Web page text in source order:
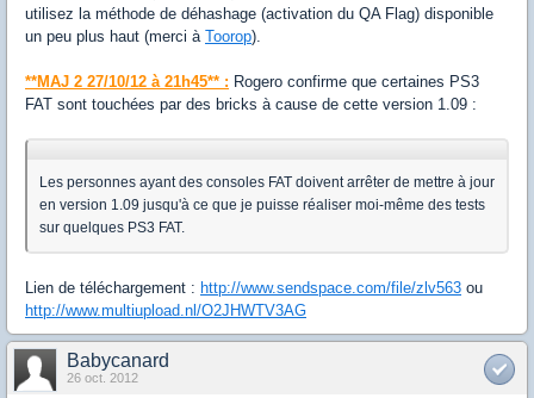
utilisez la méthode de déhashage (activation du QA Flag) disponible
un peu plus haut (merci à Toorop).
**MAJ 2 27/10/12 à 21h45** : Rogero confirme que certaines PS3
FAT sont touchées par des bricks à cause de cette version 1.09 :
Les personnes ayant des consoles FAT doivent arrêter de mettre à jour
en version 1.09 jusqu'à ce que je puisse réaliser moi-même des tests
sur quelques PS3 FAT.
Lien de téléchargement : http://www.sendspace.com/file/zlv563 ou
http://www.multiupload.nl/O2JHWTV3AG
Babycanard
26 oct. 2012